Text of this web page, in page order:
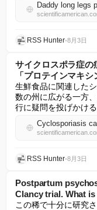
RSS Hunter•8月3日
サイクロスポラ症の
「プロテインマキ
生鮮食品に関連した
数の州に広がる一方
行に疑問を投げかける
RSS Hunter•8月3日
Postpartum
Clancy trial. What
この稀で十分に研究